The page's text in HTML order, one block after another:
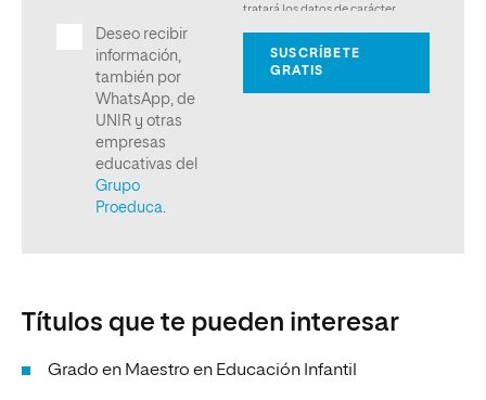
Títulos que te pueden interesar
Grado en Maestro en Educación Infantil